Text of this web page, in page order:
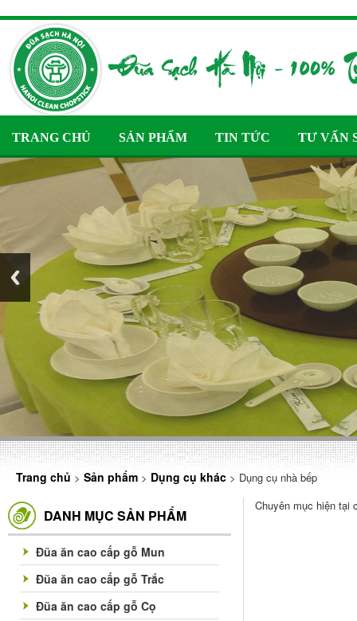
TRANG CHỦ SẢN PHẨM TIN TỨC TƯ VẤN
Trang chủ > Sản phẩm > Dụng cụ khác > Dụng cụ nhà bếp
Chuyên mục hiện tại
DANH MỤC SẢN PHẨM
Đũa ăn cao cấp gỗ Mun
Đũa ăn cao cấp gỗ Trắc
Đũa ăn cao cấp gỗ Cọ